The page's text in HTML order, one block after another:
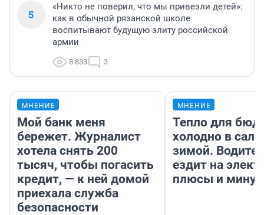
5
«Никто не поверил, что мы привезли детей»:
как в обычной рязанской школе
воспитывают будущую элиту российской
армии
8 833 3
МНЕНИЕ
Мой банк меня
бережет. Журналист
хотела снять 200
тысяч, чтобы погасить
кредит, — к ней домой
приехала служба
безопасности
МНЕНИЕ
Тепло для
холодно в
зимой.
ездит на
плюсы и